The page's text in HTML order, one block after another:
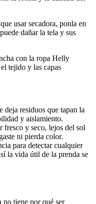
usar secadora, ponla en
dañar la tela y sus
con la ropa Helly
tejido y las capas
deja residuos que tapan la
y aislamiento.
fresco y seco, lejos del sol
ni pierda color.
para detectar cualquier
la vida útil de la prenda se
tiene por qué ser